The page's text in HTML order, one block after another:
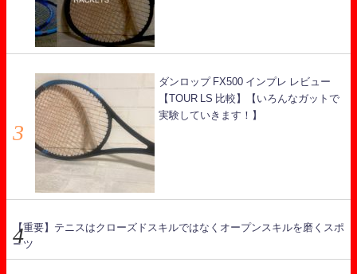
ダンロップ FX500 インプレ レビュー
【TOUR LS 比較】【いろんなガットで
実験していきます！】
【重要】テニスはクローズドスキルではなくオープンスキルを磨くスポ
ーツ